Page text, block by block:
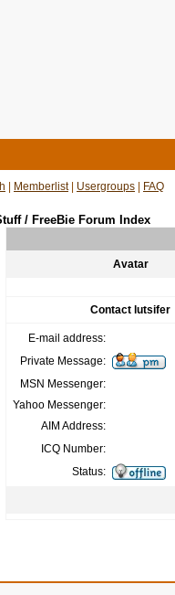
Memberlist| Usergroups FAQ
/ FreeBie Forum Index
Avatar
Contact lutsifer
E-mail address:
Private Message:
MSN Messenger:
Yahoo Messenger:
AIM Address:
ICQ Number:
Status: